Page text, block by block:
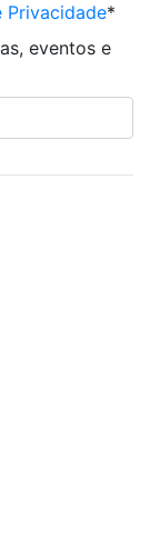
Privacidade*
eventos e